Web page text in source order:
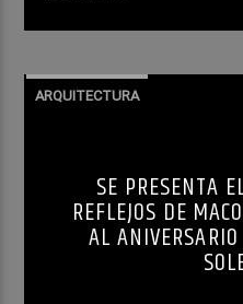
ARQUITECTURA
SE PRESENTA
REFLEJOS DE
AL